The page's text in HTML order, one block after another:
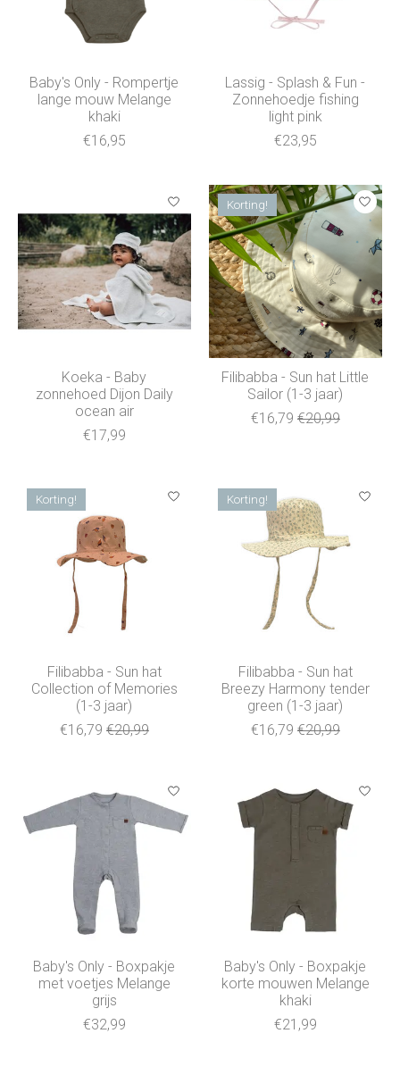
Baby's Only - Rompertje
lange mouw Melange
khaki
€16,95
Lassig - Splash & Fun -
Zonnehoedje fishing
light pink
€23,95
Koeka - Baby
zonnehoed Dijon Daily
ocean air
€17,99
Korting!
Filibabba - Sun hat Little
Sailor (1-3 jaar)
€16,79 €20,99
Korting!
Filibabba - Sun hat
Collection of Memories
(1-3 jaar)
€16,79 €20,99
Korting!
Filibabba - Sun hat
Breezy Harmony tender
green (1-3 jaar)
€16,79 €20,99
Baby's Only - Boxpakje
met voetjes Melange
grijs
€32,99
Baby's Only - Boxpakje
korte mouwen Melange
khaki
€21,99